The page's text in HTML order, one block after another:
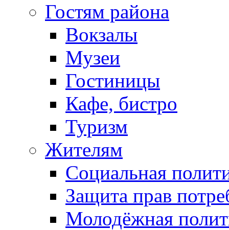
Гостям района
Вокзалы
Музеи
Гостиницы
Кафе, бистро
Туризм
Жителям
Социальная
Защита прав
Молодёжная